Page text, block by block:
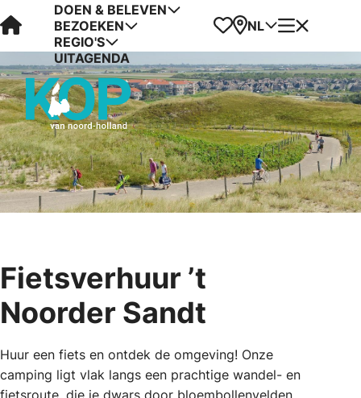
Visit Kop van Holland
DOEN & BELEVEN
BEZOEKEN
REGIO'S
UITAGENDA
Favorieten
Kaart
NL Menu
Fietsverhuur ’t
Noorder Sandt
Huur een fiets en ontdek de omgeving! Onze
camping ligt vlak langs een prachtige wandel- en
fietsroute, die je dwars door bloembollenvelden